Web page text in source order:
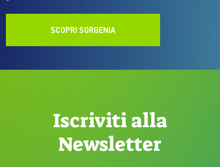
SCOPRI SORGENIA
Iscriviti alla
Newsletter